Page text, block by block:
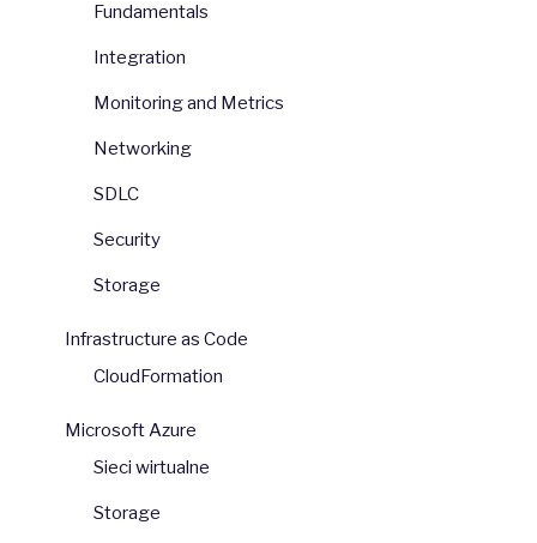
Fundamentals
Integration
Monitoring and Metrics
Networking
SDLC
Security
Storage
Infrastructure as Code
CloudFormation
Microsoft Azure
Sieci wirtualne
Storage